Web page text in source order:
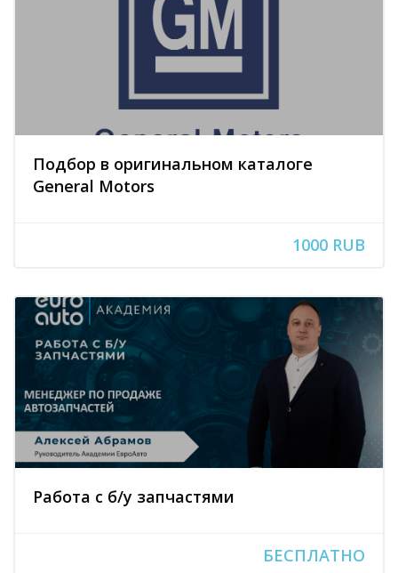
Подбор в оригинальном каталоге
General Motors
1000 RUB
Работа с б/у запчастями
БЕСПЛАТНО